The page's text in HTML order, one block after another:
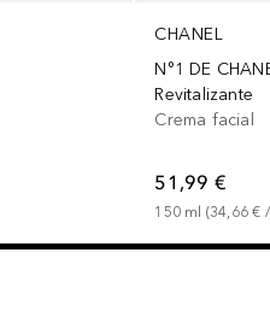
CHANEL
N°1 DE
Revitalizante
Crema facial
51,99 €
150 ml (34,66 € /